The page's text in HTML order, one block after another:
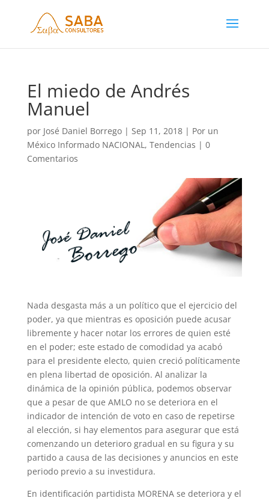
El miedo de Andrés
Manuel
por José Daniel Borrego| Sep 11, 2018| Por un
México Informado NACIONAL, Tendencias | 0
Comentarios
Nada desgasta más a un político que el ejercicio del
poder, ya que mientras es oposición puede acusar
libremente y hacer notar los errores de quien esté
en el poder; este estado de comodidad ya acabó
para el presidente electo, quien creció políticamente
en plena libertad de oposición. Al analizar la
dinámica de la opinión pública, podemos observar
que a pesar de que AMLO no se deteriora en el
indicador de intención de voto en caso de repetirse
al elección, si hay elementos para asegurar que está
comenzando un deterioro gradual en su figura y su
partido a causa de las decisiones y anuncios en este
periodo previo a su investidura.
En identificación partidista MORENA se deteriora y el